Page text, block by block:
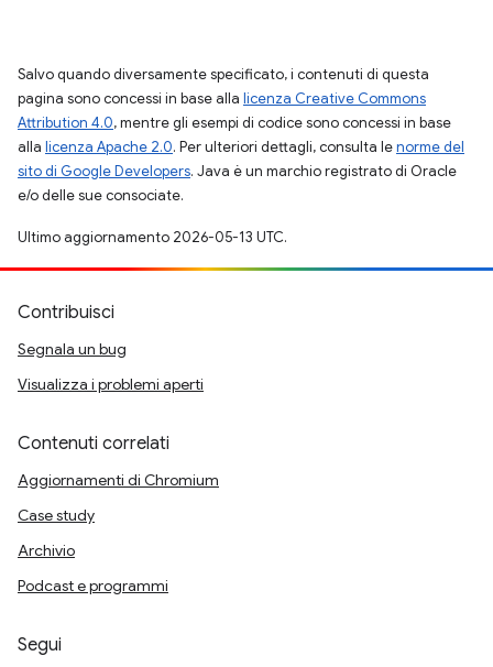
Salvo quando diversamente specificato, i contenuti di questa
pagina sono concessi in base alla licenza Creative Commons
Attribution 4.0, mentre gli esempi di codice sono concessi in base
alla licenza Apache 2.0. Per ulteriori dettagli, consulta lenorme del
sito di Google Developers. Java è un marchio registrato di Oracle
e/o delle sue consociate.
Ultimo aggiornamento 2026-05-13 UTC.
Contribuisci
Segnala un bug
Visualizza i problemi aperti
Contenuti correlati
Aggiornamenti di Chromium
Case study
Archivio
Podcast e programmi
Segui